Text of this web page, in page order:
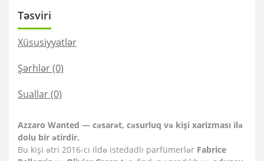
Təsviri
Xüsusiyyətlər
Şərhlər (0)
Suallar(0)
Azzaro Wanted — cəsarət, cəsurluq və kişi xarizması ilə
dolu bir ətirdir.
Bu kişi ətri 2016-cı ildə istedadlı parfümerlər Fabrice